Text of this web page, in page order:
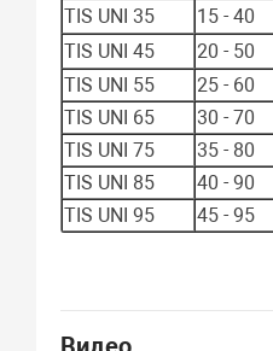
TIS UNI 35 15 - 40
TIS UNI 45 20 - 50
TIS UNI 55 25 - 60
TIS UNI 65
30 - 70
TIS UNI 75
35 - 80
TIS UNI 85
40 - 90
TIS UNI 95
45 - 95